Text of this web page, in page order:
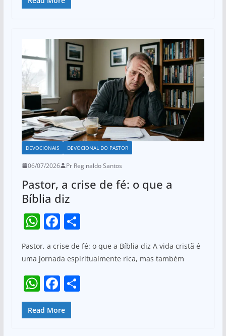
k
at
A
p
p
c
b
o
o
k
DEVOCIONAIS DEVOCIONAL DO PASTOR
06/07/2026 Pr Reginaldo Santos
Pastor, a crise de fé: o que a
Bíblia diz
W
at
s
A
p
p
F
c
b
o
o
S
ar
Pastor, a crise de fé: o que a Bíblia diz A vida cristã é
uma jornada espiritualmente rica, mas também
W
h
at
F
a
c
S
Read More